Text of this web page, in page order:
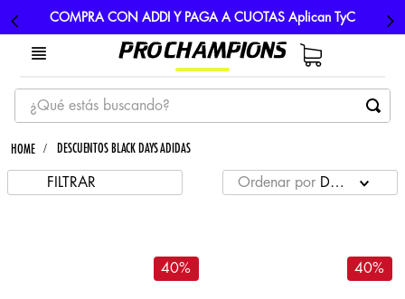
COMPRA CON ADDI Y PAGA A CUOTAS Aplican TyC
¿Qué estás buscando?
TÉRMINOS MÁS BUSCADOS
1. tenis
DESCUENTOS BLACK DAYS ADIDAS
FILTRAR Ordenar por DESCUENTO
40% 40%